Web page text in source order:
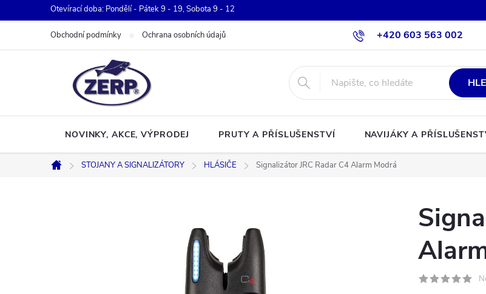
na
Otevírací doba: Pondělí - Pátek 9 - 19, Sobota 9 - 12
+420 603 563 002
Obchodní podmínky Ochrana osobních údajů
NOVINKY, AKCE, VÝPRODEJ PRUTY A PŘÍSLUŠENSTVÍ NAVIJÁKY A
Domů
STOJANY A SIGNALIZÁTORY HLÁSIČE Signalizátor JRC Radar C4 Alarm Modrá